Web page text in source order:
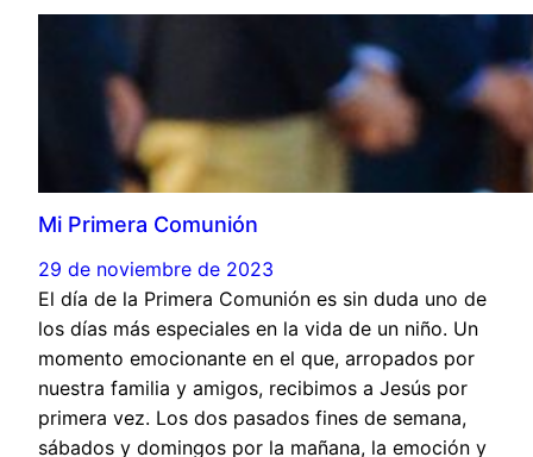
Mi Primera Comunión
29 de noviembre de 2023
El día de la Primera Comunión es sin duda uno de
los días más especiales en la vida de un niño. Un
momento emocionante en el que, arropados por
nuestra familia y amigos, recibimos a Jesús por
primera vez. Los dos pasados fines de semana,
sábados y domingos por la mañana, la emoción y